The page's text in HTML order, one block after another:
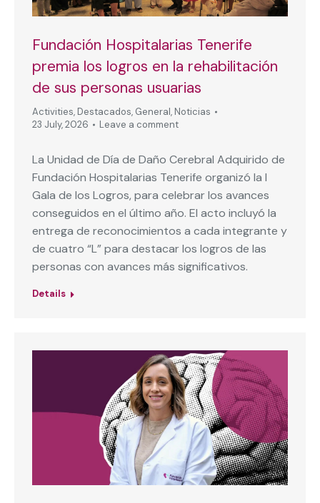
Fundación Hospitalarias Tenerife
premia los logros en la rehabilitación
de sus personas usuarias
Activities, Destacados, General, Noticias
23 July, 2026
Leave a comment
La Unidad de Día de Daño Cerebral Adquirido de
Fundación Hospitalarias Tenerife organizó la I
Gala de los Logros, para celebrar los avances
conseguidos en el último año. El acto incluyó la
entrega de reconocimientos a cada integrante y
de cuatro “L” para destacar los logros de las
personas con avances más significativos.
Details